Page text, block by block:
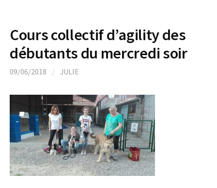
Cours collectif d’agility des
débutants du mercredi soir
09/06/2018 / JULIE